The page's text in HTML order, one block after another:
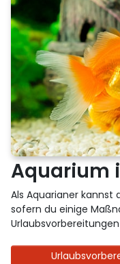
Aquarium
Als Aquarianer kannst
sofern du einige